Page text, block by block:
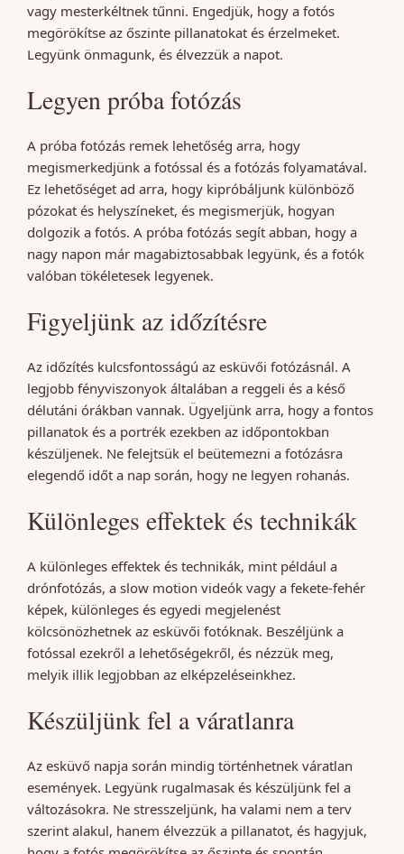
vagy mesterkéltnek tűnni. Engedjük, hogy a fotós
megörökítse az őszinte pillanatokat és érzelmeket.
Legyünk önmagunk, és élvezzük a napot.
Legyen próba fotózás
A próba fotózás remek lehetőség arra, hogy
megismerkedjünk a fotóssal és a fotózás folyamatával.
Ez lehetőséget ad arra, hogy kipróbáljunk különböző
pózokat és helyszíneket, és megismerjük, hogyan
dolgozik a fotós. A próba fotózás segít abban, hogy a
nagy napon már magabiztosabbak legyünk, és a fotók
valóban tökéletesek legyenek.
Figyeljünk az időzítésre
Az időzítés kulcsfontosságú az esküvői fotózásnál. A
legjobb fényviszonyok általában a reggeli és a késő
délutáni órákban vannak. Ügyeljünk arra, hogy a fontos
pillanatok és a portrék ezekben az időpontokban
készüljenek. Ne felejtsük el beütemezni a fotózásra
elegendő időt a nap során, hogy ne legyen rohanás.
Különleges effektek és technikák
A különleges effektek és technikák, mint például a
drónfotózás, a slow motion videók vagy a fekete-fehér
képek, különleges és egyedi megjelenést
kölcsönözhetnek az esküvői fotóknak. Beszéljünk a
fotóssal ezekről a lehetőségekről, és nézzük meg,
melyik illik legjobban az elképzeléseinkhez.
Készüljünk fel a váratlanra
Az esküvő napja során mindig történhetnek váratlan
események. Legyünk rugalmasak és készüljünk fel a
változásokra. Ne stresszeljünk, ha valami nem a terv
szerint alakul, hanem élvezzük a pillanatot, és hagyjuk,